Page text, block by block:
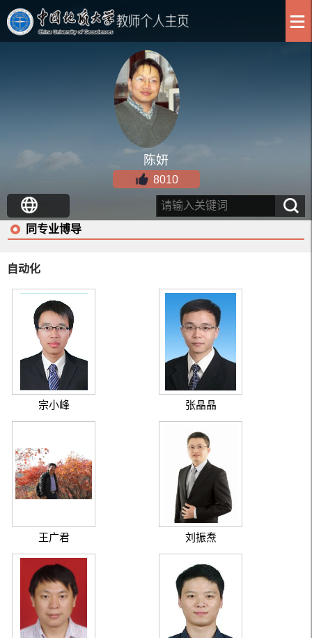
陈妍
8010
同专业博导
自动化
宗小峰 张晶晶
王广君 刘振焘